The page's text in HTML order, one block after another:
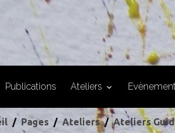
Publications Ateliers
Pages Ateliers Ateliers